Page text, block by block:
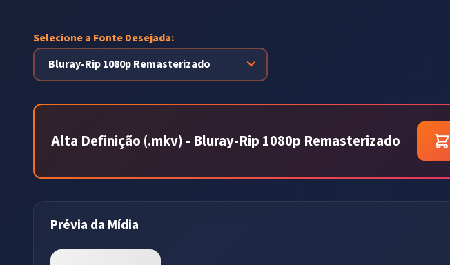
Selecione a Fonte Desejada:
Alta Definição (.mkv) - Bluray-Rip 1080p Remasterizado
Prévia da Mídia